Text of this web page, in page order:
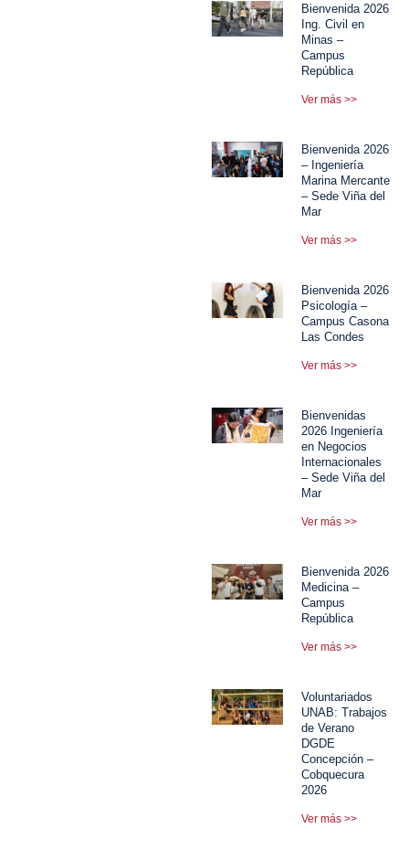
Bienvenida 2026
Ing. Civil en
Minas –
Campus
República
Ver más >>
Bienvenida 2026
– Ingeniería
Marina Mercante
– Sede Viña del
Mar
Ver más >>
Bienvenida 2026
Psicología –
Campus Casona
Las Condes
Ver más >>
Bienvenidas
2026 Ingeniería
en Negocios
Internacionales
– Sede Viña del
Mar
Ver más >>
Bienvenida 2026
Medicina –
Campus
República
Ver más >>
Voluntariados
UNAB: Trabajos
de Verano
DGDE
Concepción –
Cobquecura
2026
Ver más >>